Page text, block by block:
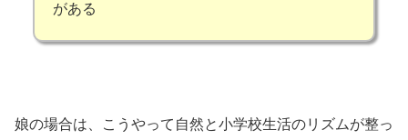
がある
娘の場合は、こうやって自然と小学校生活のリズムが整っ